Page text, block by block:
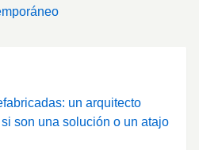
un arquitecto
son una solución o un atajo